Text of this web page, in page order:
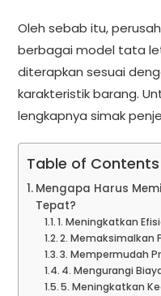
Oleh sebab itu,
berbagai model tata
diterapkan sesuai
karakteristik barang.
lengkapnya simak
Table of Contents
Mengapa Harus
Tepat?
1. Meningkatkan
2. Memaksimalkan
3. Mempermudah
4. Mengurangi
5. Meningkatkan